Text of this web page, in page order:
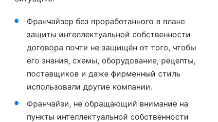
Франчайзер без проработанного в плане
защиты интеллектуальной собственности
договора почти не защищён от того, чтобы
его знания, схемы, оборудование, рецепты,
поставщиков и даже фирменный стиль
использовали другие компании.
Франчайзи, не обращающий внимание на
пункты интеллектуальной собственности